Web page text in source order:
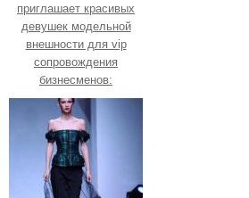
приглашает красивых
девушек модельной
внешности для vip
сопровождения
бизнесменов: